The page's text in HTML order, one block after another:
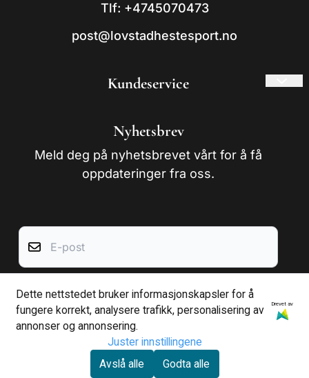
Tlf: +4745070473
post@lovstadhestesport.no
Kundeservice
Om oss
Kontakt oss
Nyhetsbrev
Meld deg på nyhetsbrevet vårt for å få
oppdateringer fra oss.
Abonner
Dette nettstedet bruker informasjonskapsler for å
fungere korrekt, analysere trafikk, personalisering av
annonser og annonsering.
Drevet av
Juster innstillingene
Avslå alle
Godta alle